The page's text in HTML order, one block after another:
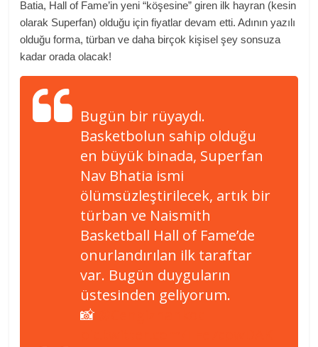
Batia, Hall of Fame’in yeni “köşesine” giren ilk hayran (kesin
olarak Superfan) olduğu için fiyatlar devam etti. Adının yazılı
olduğu forma, türban ve daha birçok kişisel şey sonsuza
kadar orada olacak!
Bugün bir rüyaydı.
Basketbolun sahip olduğu
en büyük binada, Superfan
Nav Bhatia ismi
ölümsüzleştirilecek, artık bir
türban ve Naismith
Basketball Hall of Fame’de
onurlandırılan ilk taraftar
var. Bugün duyguların
üstesinden geliyorum.
📸